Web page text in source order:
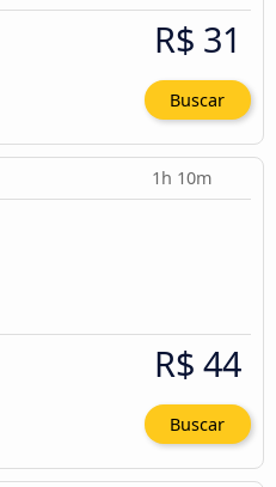
R$ 31
Buscar
1h 10m
R$ 44
Buscar